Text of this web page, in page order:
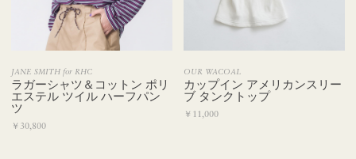
JANE SMITH for RHC
ラガーシャツ＆コットン ポリ
エステル ツイル ハーフパン
ツ
￥30,800
OUR WACOAL
カップイン アメリカンスリー
ブ タンクトップ
￥11,000